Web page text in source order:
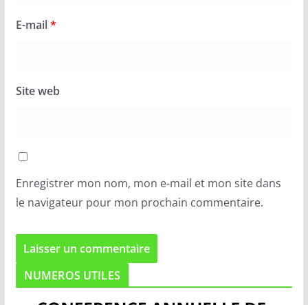
E-mail*
Site web
Enregistrer mon nom, mon e-mail et mon site dans
le navigateur pour mon prochain commentaire.
NUMEROS UTILES